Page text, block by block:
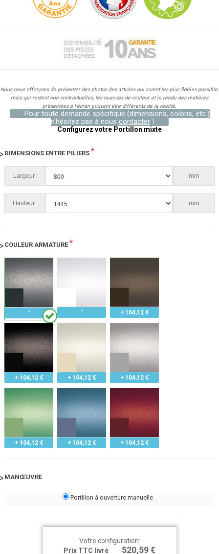
Nous nous efforçons de présenter des photos des articles qui soient les plus fidèles possible,
mais qui restent non contractuelles, les nuances de couleur et le rendu des matières
présentées à l’écran pouvant être différents de la réalité.
Pour toute demande spécifique (dimensions, coloris, etc.)
n'hésitez pas à nous contacter!
Configurez votre Portillon mixte
DIMENSIONS ENTRE PILIERS *
Largeur : mm
Hauteur : mm
COULEUR ARMATURE*
+ 104,12 €
+ 104,12 € + 104,12 € + 104,12 €
+ 104,12 € + 104,12 € + 104,12 €
MANŒUVRE
Portillon à ouverture manuelle
Votre configuration:
Prix TTC livré
520,59 €